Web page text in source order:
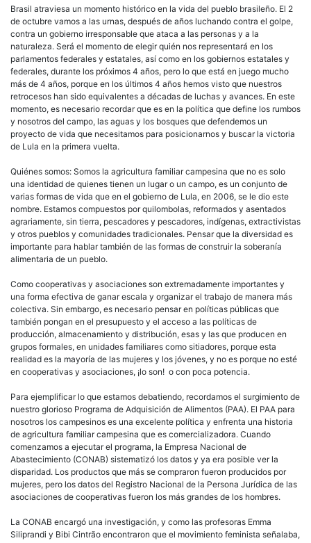
mejorar
la
vida
de
los
pueblos
de
los
campos,
aguas
y
salvar
el
planeta.
Brasil atraviesa un momento histórico en la vida del pueblo brasileño. El 2
de octubre vamos a las urnas, después de años luchando contra el golpe,
contra un gobierno irresponsable que ataca a las personas y a la
naturaleza. Será el momento de elegir quién nos representará en los
parlamentos federales y estatales, así como en los gobiernos estatales y
federales, durante los próximos 4 años, pero lo que está en juego mucho
más de 4 años, porque en los últimos 4 años hemos visto que nuestros
retrocesos han sido equivalentes a décadas de luchas y avances. En este
momento, es necesario recordar que es en la política que define los rumbos
y nosotros del campo, las aguas y los bosques que defendemos un
proyecto de vida que necesitamos para posicionarnos y buscar la victoria
de Lula en la primera vuelta.
Quiénes somos: Somos la agricultura familiar campesina que no es solo
una identidad de quienes tienen un lugar o un campo, es un conjunto de
varias formas de vida que en el gobierno de Lula, en 2006, se le dio este
nombre. Estamos compuestos por quilombolas, reformados y asentados
agrariamente, sin tierra, pescadores y pescadores, indígenas, extractivistas
y otros pueblos y comunidades tradicionales. Pensar que la diversidad es
importante para hablar también de las formas de construir la soberanía
alimentaria de un pueblo.
Como cooperativas y asociaciones son extremadamente importantes y
una forma efectiva de ganar escala y organizar el trabajo de manera más
colectiva. Sin embargo, es necesario pensar en políticas públicas que
también pongan en el presupuesto y el acceso a las políticas de
producción, almacenamiento y distribución, esas y las que producen en
grupos formales, en unidades familiares como sitiadores, porque esta
realidad es la mayoría de las mujeres y los jóvenes, y no es porque no esté
en cooperativas y asociaciones, ¡lo son! o con poca potencia.
Para ejemplificar lo que estamos debatiendo, recordamos el surgimiento de
nuestro glorioso Programa de Adquisición de Alimentos (PAA). El PAA para
nosotros los campesinos es una excelente política y enfrenta una historia
de agricultura familiar campesina que es comercializadora. Cuando
comenzamos a ejecutar el programa, la Empresa Nacional de
Abastecimiento (CONAB) sistematizó los datos y ya era posible ver la
disparidad. Los productos que más se compraron fueron producidos por
mujeres, pero los datos del Registro Nacional de la Persona Jurídica de las
asociaciones de cooperativas fueron los más grandes de los hombres.
La CONAB encargó una investigación, y como las profesoras Emma
Siliprandi y Bibi Cintrão encontraron que el movimiento feminista señalaba,